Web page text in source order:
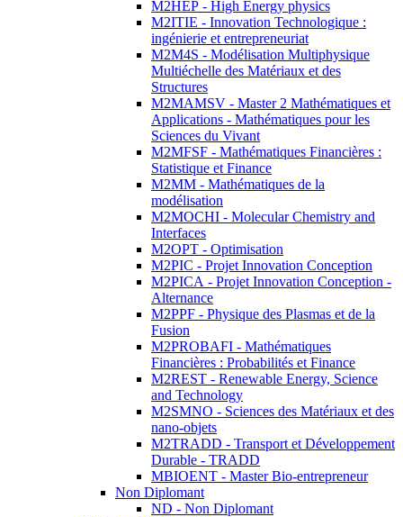
M2HEP - High Energy physics
M2ITIE - Innovation Technologique :
ingénierie et entrepreneuriat
M2M4S - Modélisation Multiphysique
Multiéchelle des Matériaux et des
Structures
M2MAMSV - Master 2 Mathématiques et
Applications - Mathématiques pour les
Sciences du Vivant
M2MFSF - Mathématiques Financières :
Statistique et Finance
M2MM - Mathématiques de la
modélisation
M2MOCHI - Molecular Chemistry and
Interfaces
M2OPT - Optimisation
M2PIC - Projet Innovation Conception
M2PICA - Projet Innovation Conception -
Alternance
M2PPF - Physique des Plasmas et de la
Fusion
M2PROBAFI - Mathématiques
Financières : Probabilités et Finance
M2REST - Renewable Energy, Science
and Technology
M2SMNO - Sciences des Matériaux et des
nano-objets
M2TRADD - Transport et Développement
Durable - TRADD
MBIOENT - Master Bio-entrepreneur
Non Diplomant
ND - Non Diplomant